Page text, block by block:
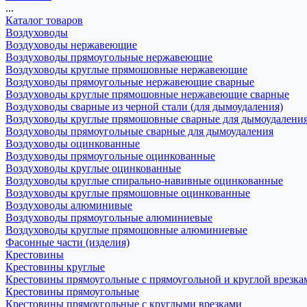
...
Каталог товаров
Воздуховоды
Воздуховоды нержавеющие
Воздуховоды прямоугольные нержавеющие
Воздуховоды круглые прямошовные нержавеющие
Воздуховоды прямоугольные нержавеющие сварные
Воздуховоды круглые прямошовные нержавеющие сварные
Воздуховоды сварные из черной стали (для дымоудаления)
Воздуховоды круглые прямошовные сварные для
Воздуховоды прямоугольные сварные для дымоудаления
Воздуховоды оцинкованные
Воздуховоды прямоугольные оцинкованные
Воздуховоды круглые оцинкованные
Воздуховоды круглые спирально-навивные оцинкованные
Воздуховоды круглые прямошовные оцинкованные
Воздуховоды алюминивые
Воздуховоды прямоугольные алюминиевые
Воздуховоды круглые прямошовные алюминиевые
Фасонные части (изделия)
Крестовины
Крестовины круглые
Крестовины прямоугольные с прямоугольной и круглой
Крестовины прямоугольные
Крестовины прямоугольные с круглыми врезками